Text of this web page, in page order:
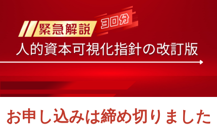
お申し込みは締め切りました